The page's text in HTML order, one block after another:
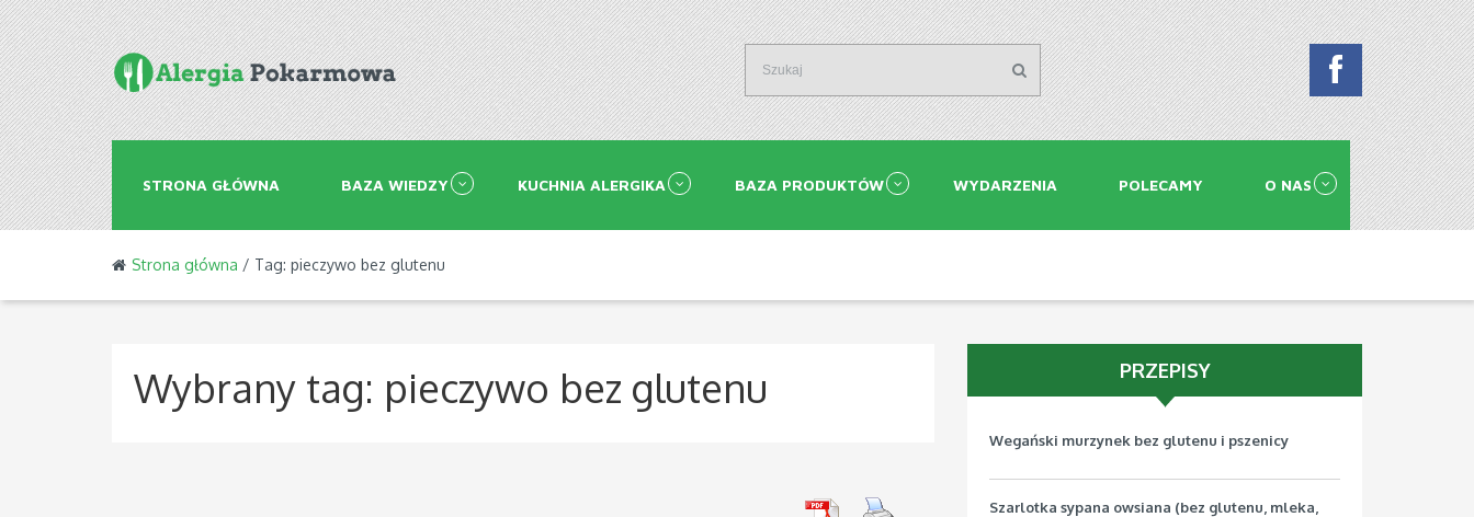
STRONA GŁÓWNA BAZA WIEDZY KUCHNIA ALERGIKA BAZA PRODUKTÓW WYDARZENIA POLECAMY O NAS
Strona główna / Tag: pieczywo bez glutenu
Wybrany tag: pieczywo bez glutenu PRZEPISY
Wegański murzynek bez glutenu i pszenicy
Szarlotka sypana owsiana (bez glutenu, mleka,